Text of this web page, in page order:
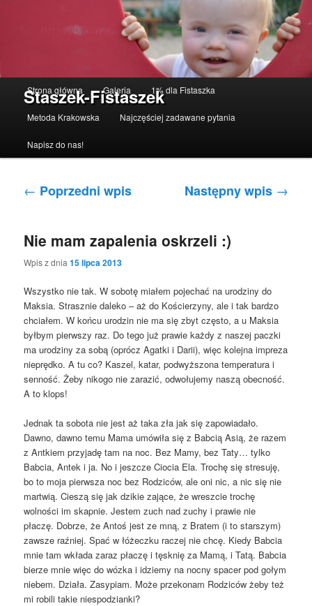
Staszek-Fistaszek
Przeskocz do tekstu
Przeskocz do widgetów
Strona główna Galeria 1% dla Fistaszka
Metoda Krakowska Najczęściej zadawane pytania
Napisz do nas!
Nawigacja po wpisach
← Poprzedni wpis Następny wpis →
Nie mam zapalenia oskrzeli :)
Wpis z dnia15 lipca 2013
Wszystko nie tak. W sobotę miałem pojechać na urodziny do
Maksia. Strasznie daleko – aż do Kościerzyny, ale i tak bardzo
chciałem. W końcu urodzin nie ma się zbyt często, a u Maksia
byłbym pierwszy raz. Do tego już prawie każdy z naszej paczki
ma urodziny za sobą (oprócz Agatki i Darii), więc kolejna impreza
nieprędko. A tu co? Kaszel, katar, podwyższona temperatura i
senność. Żeby nikogo nie zarazić, odwołujemy naszą obecność.
A to klops!
Jednak ta sobota nie jest aż taka zła jak się zapowiadało.
Dawno, dawno temu Mama umówiła się z Babcią Asią, że razem
z Antkiem przyjadę tam na noc. Bez Mamy, bez Taty… tylko
Babcia, Antek i ja. No i jeszcze Ciocia Ela. Trochę się stresuję,
bo to moja pierwsza noc bez Rodziców, ale oni nic, a nic się nie
martwią. Cieszą się jak dzikie zające, że wreszcie trochę
wolności im skapnie. Jestem zuch nad zuchy i prawie nie
płaczę. Dobrze, że Antoś jest ze mną, z Bratem (i to starszym)
zawsze raźniej. Spać w łóżeczku raczej nie chcę. Kiedy Babcia
mnie tam wkłada zaraz płaczę i tęsknię za Mamą, i Tatą. Babcia
bierze mnie więc do wózka i idziemy na nocny spacer pod gołym
niebem. Działa. Zasypiam. Może przekonam Rodziców żeby też
mi robili takie niespodzianki?